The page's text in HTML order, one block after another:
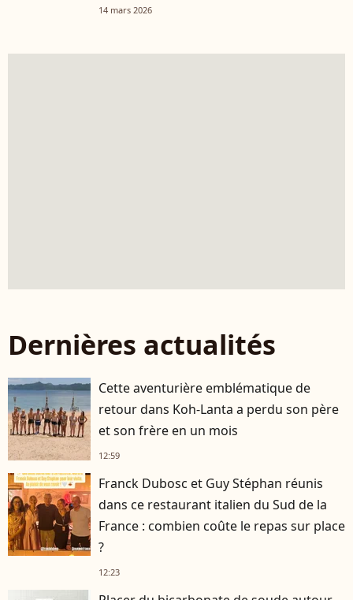
14 mars 2026
Dernières actualités
Cette aventurière emblématique de
retour dans Koh-Lanta a perdu son père
et son frère en un mois
12:59
Franck Dubosc et Guy Stéphan réunis
dans ce restaurant italien du Sud de la
France : combien coûte le repas sur place
?
12:23